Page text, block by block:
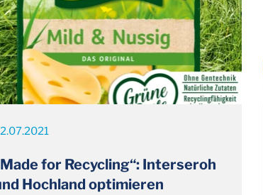
for Recycling“: Interseroh
Hochland optimieren